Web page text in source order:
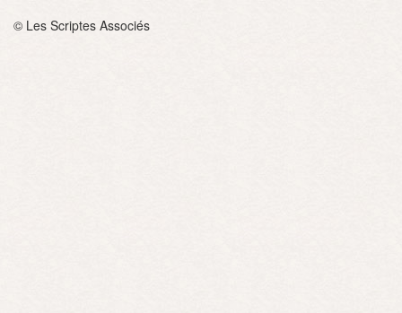
© Les Scriptes Associés